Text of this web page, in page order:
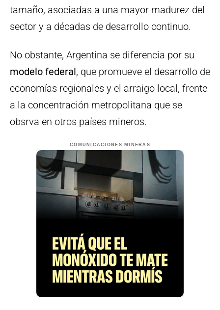
tamaño, asociadas a una mayor madurez del
sector y a décadas de desarrollo continuo.
No obstante, Argentina se diferencia por su
modelo federal, que promueve el desarrollo de
economías regionales y el arraigo local, frente
a la concentración metropolitana que se
obsrva en otros países mineros.
COMUNICACIONES MINERAS